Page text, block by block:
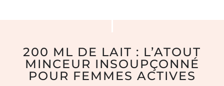
200 ML DE LAIT : L’ATOUT
MINCEUR INSOUPÇONNÉ
POUR FEMMES ACTIVES